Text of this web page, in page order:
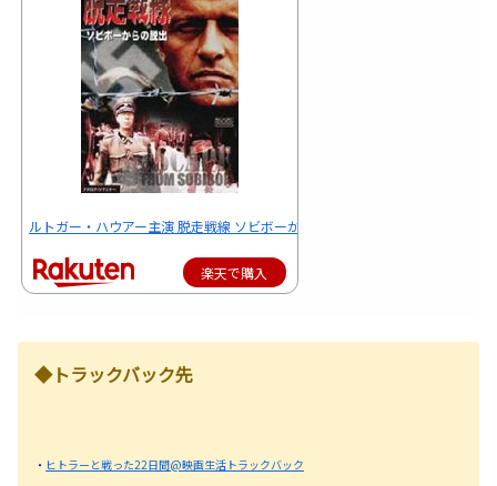
ルトガー・ハウアー主演 脱走戦線 ソビボーからの脱出 [DVD]
楽天で購入
◆トラックバック先
・ ヒトラーと戦った22日間@映画生活トラックバック